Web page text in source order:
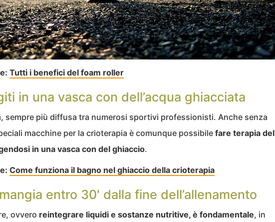
Tutti i benefici del foam roller
in una vasca con dell’acqua ghiacciata
sempre più diffusa tra numerosi sportivi professionisti. Anche senza
macchine per la crioterapia è comunque possibile fare terapia del
in una vasca con del ghiaccio.
Come funziona il bagno nel ghiaccio della crioterapia
entro 30′ dalla fine dell’allenamento
ovvero reintegrare liquidi e sostanze nutritive, è fondamentale, in